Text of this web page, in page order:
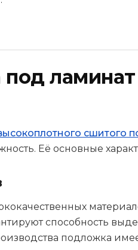
сшитого
Её основные
способность
подложка